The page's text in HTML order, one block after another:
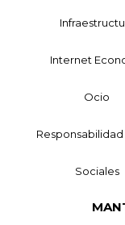
Internet
Ocio
Sociales